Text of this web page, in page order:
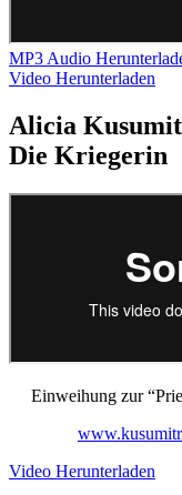
MP3 Audio
Video Herunterladen
Alicia
Die Kriegerin
Einweihung zur
Video Herunterladen